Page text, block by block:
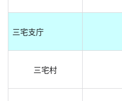
三宅支庁
三宅村